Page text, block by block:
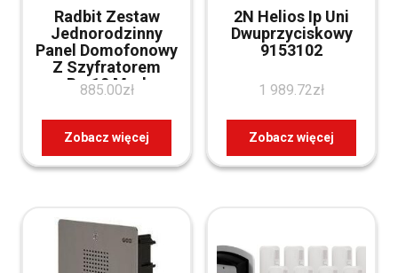
Radbit Zestaw
Jednorodzinny
Panel Domofonowy
Z Szyfratorem
Brc10 Mod
(Zr12318)
885.00zł
Zobacz więcej
2N Helios Ip Uni
Dwuprzyciskowy
9153102
1 989.72zł
Zobacz więcej